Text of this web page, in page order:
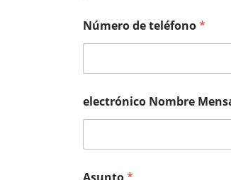
Número de teléfono*
electrónico Nombre